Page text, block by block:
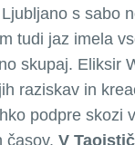
s sabo
tudi jaz imela
skupaj. Eliksir
raziskav in
podpre skozi
časov. V